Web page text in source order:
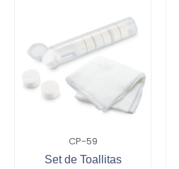
CP-59
Set de Toallitas